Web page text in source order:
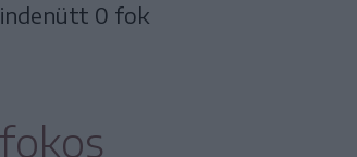
0 fok